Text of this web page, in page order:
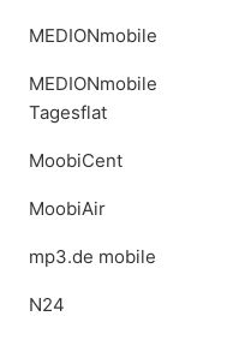
MEDIONmobile
MEDIONmobile
Tagesflat
MoobiCent
MoobiAir
mp3.de mobile
N24